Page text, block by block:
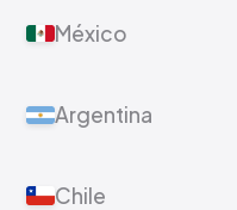
México
Argentina
Chile